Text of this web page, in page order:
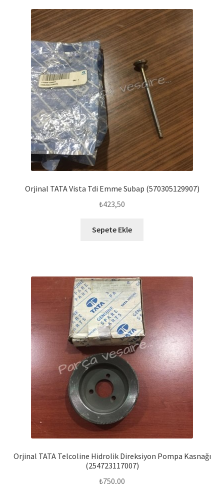
Orjinal TATA Vista Tdi Emme Subap (570305129907)
₺423,50
Sepete Ekle
Orjinal TATA Telcoline Hidrolik Direksiyon Pompa Kasnağı
(254723117007)
₺750,00